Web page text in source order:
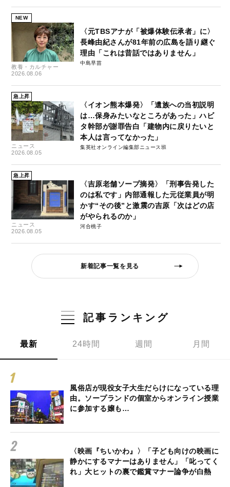
NEW
教養・カルチャー
2026.08.06
〈元TBSアナが「被爆体験伝承者」に〉
長峰由紀さんが81年前の広島を語り継ぐ
理由「これは昔話ではありません」
中島早苗
急上昇
ニュース
2026.08.05
〈イオン熊本爆発〉「遺族への当初説明
は…保身みたいなところがあった」ハビ
タ幹部が謝罪告白「建物内に戻りたいと
本人は言ってなかった」
集英社オンライン編集部ニュース班
急上昇
ニュース
2026.08.05
〈吉原老舗ソープ摘発〉「刑事告発した
のは私です」内部通報した元従業員が明
かす“その後”と激震の吉原「次はどの店
がやられるのか」
河合桃子
新着記事一覧を見る
記事ランキング
最新 24時間 週間 月間
風俗店が現役女子大生だらけになっている理
由。ソープランドの個室からオンライン授業
に参加する嬢も…
〈映画『ちいかわ』〉「子ども向けの映画に
静かにするマナーはありません」「叱ってく
れ」大ヒットの裏で鑑賞マナー論争が白熱